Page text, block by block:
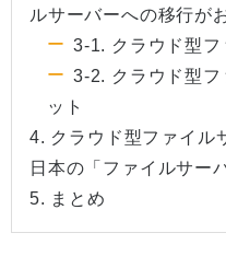
ルサーバーへの移行が
3-1. クラウド型
3-2. クラウド型フ
ット
4. クラウド型ファイル
日本の「ファイルサー
5. まとめ